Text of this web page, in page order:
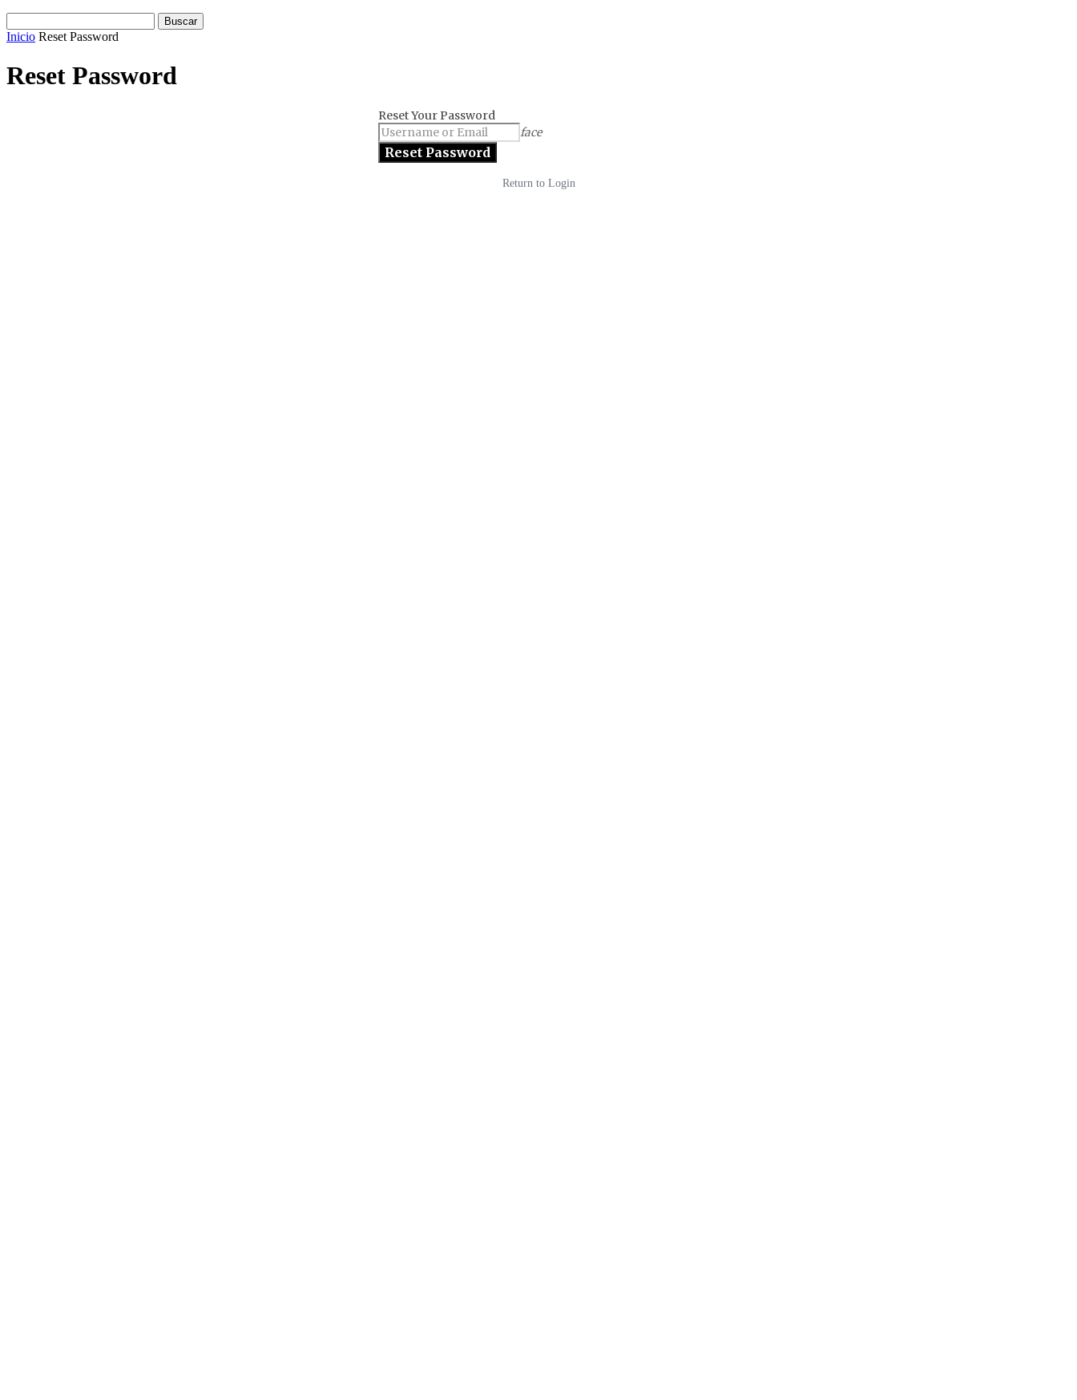
Inicio Reset Password
Reset Password
Reset Your Password
face
Return to Login